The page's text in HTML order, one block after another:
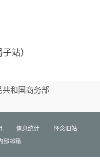
子站）
和国商务部
信息统计
怀念旧站
部邮箱